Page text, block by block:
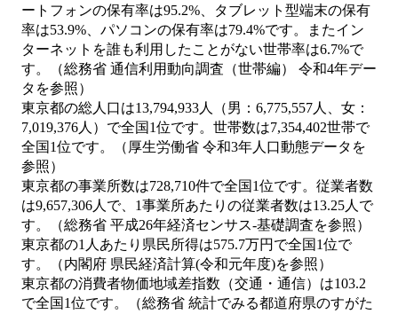
ートフォンの保有率は95.2%、タブレット型端末の保有
率は53.9%、パソコンの保有率は79.4%です。またイン
ターネットを誰も利用したことがない世帯率は6.7%で
す。（総務省 通信利用動向調査（世帯編） 令和4年デー
タを参照）
東京都の総人口は13,794,933人（男：6,775,557人、女：
7,019,376人）で全国1位です。世帯数は7,354,402世帯で
全国1位です。（厚生労働省 令和3年人口動態データを
参照）
東京都の事業所数は728,710件で全国1位です。従業者数
は9,657,306人で、1事業所あたりの従業者数は13.25人で
す。（総務省 平成26年経済センサス‐基礎調査を参照）
東京都の1人あたり県民所得は575.7万円で全国1位で
す。（内閣府 県民経済計算(令和元年度)を参照）
東京都の消費者物価地域差指数（交通・通信）は103.2
で全国1位です。（総務省 統計でみる都道府県のすがた